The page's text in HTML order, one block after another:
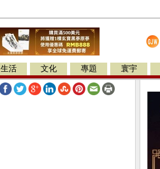
生活 文化 專題 寰宇